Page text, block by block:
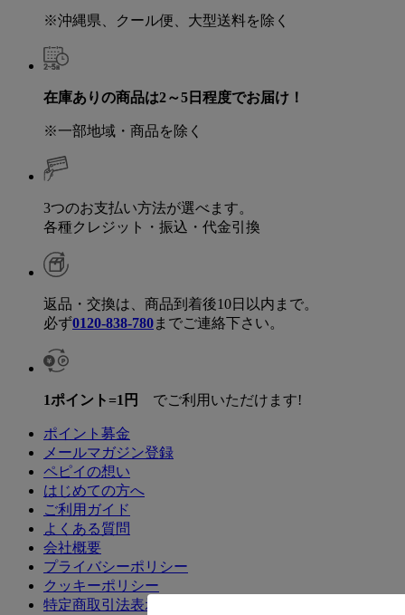
※沖縄県、クール便、大型送料を除く
在庫ありの商品は2～5日程度でお届け！
※一部地域・商品を除く
3つのお支払い方法が選べます。
各種クレジット・振込・代金引換
返品・交換は、商品到着後10日以内まで。
必ず0120-838-780までご連絡下さい。
1ポイント=1円 でご利用いただけます!
ポイント募金
メールマガジン登録
ペピイの想い
はじめての方へ
ご利用ガイド
よくある質問
会社概要
プライバシーポリシー
クッキーポリシー
特定商取引法表示